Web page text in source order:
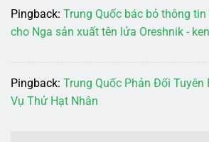
Pingback: Trung Quốc bác bỏ thông
cho Nga sản xuất tên lửa Oreshnik -
Pingback: Trung Quốc Phản Đối Tuyên
Vụ Thử Hạt Nhân